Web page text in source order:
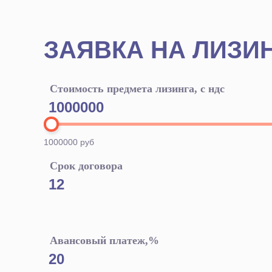
ЗАЯВКА НА
Стоимость предмета лизинга, с ндс
1000000 руб
Срок договора
Авансовый платеж,%